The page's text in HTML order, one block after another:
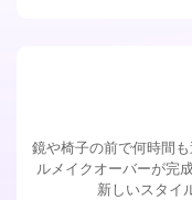
鏡や椅子の前で何時間
ルメイクオーバーが完
新しいスタイ